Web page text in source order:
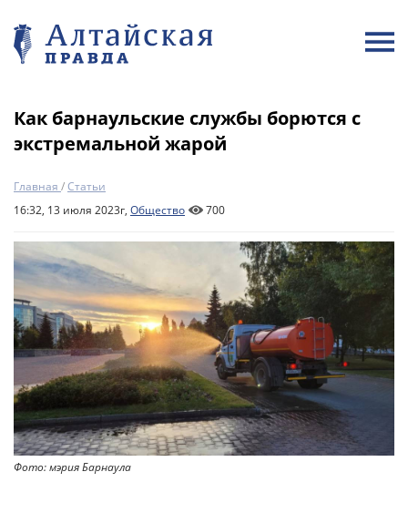
Как барнаульские службы борются с
экстремальной жарой
Главная /Статьи
16:32, 13 июля 2023г, Общество 700
Фото: мэрия Барнаула